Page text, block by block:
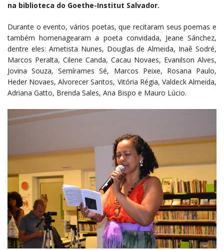
na biblioteca do Goethe-Institut Salvador.
Durante o evento, vários poetas, que recitaram seus poemas e
também homenagearam a poeta convidada, Jeane Sánchez,
dentre eles: Ametista Nunes, Douglas de Almeida, Inaê Sodré,
Marcos Peralta, Cilene Canda, Cacau Novaes, Evanilson Alves,
Jovina Souza, Semírames Sé, Marcos Peixe, Rosana Paulo,
Heder Novaes, Alvorecer Santos, Vitória Régia, Valdeck Almeida,
Adriana Gatto, Brenda Sales, Ana Bispo e Mauro Lúcio.